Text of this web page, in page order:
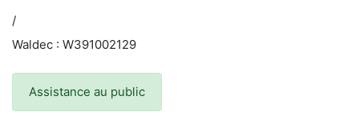
/
Waldec : W391002129
Assistance au public